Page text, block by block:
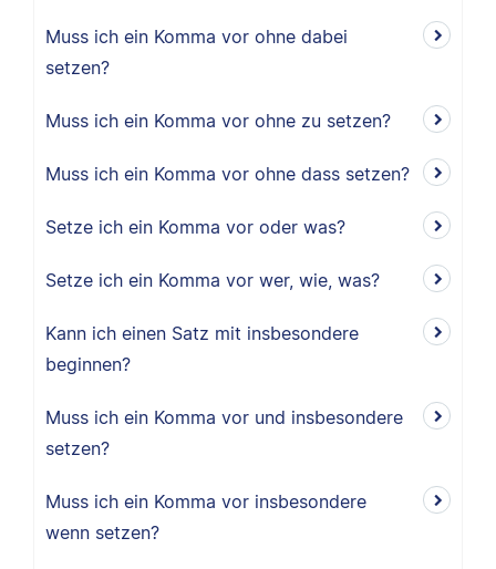
Muss ich ein Komma vor ohne dabei
setzen?
Muss ich ein Komma vor ohne zu setzen?
Muss ich ein Komma vor ohne dass setzen?
Setze ich ein Komma vor oder was?
Setze ich ein Komma vor wer, wie, was?
Kann ich einen Satz mit insbesondere
beginnen?
Muss ich ein Komma vor und insbesondere
setzen?
Muss ich ein Komma vor insbesondere
wenn setzen?